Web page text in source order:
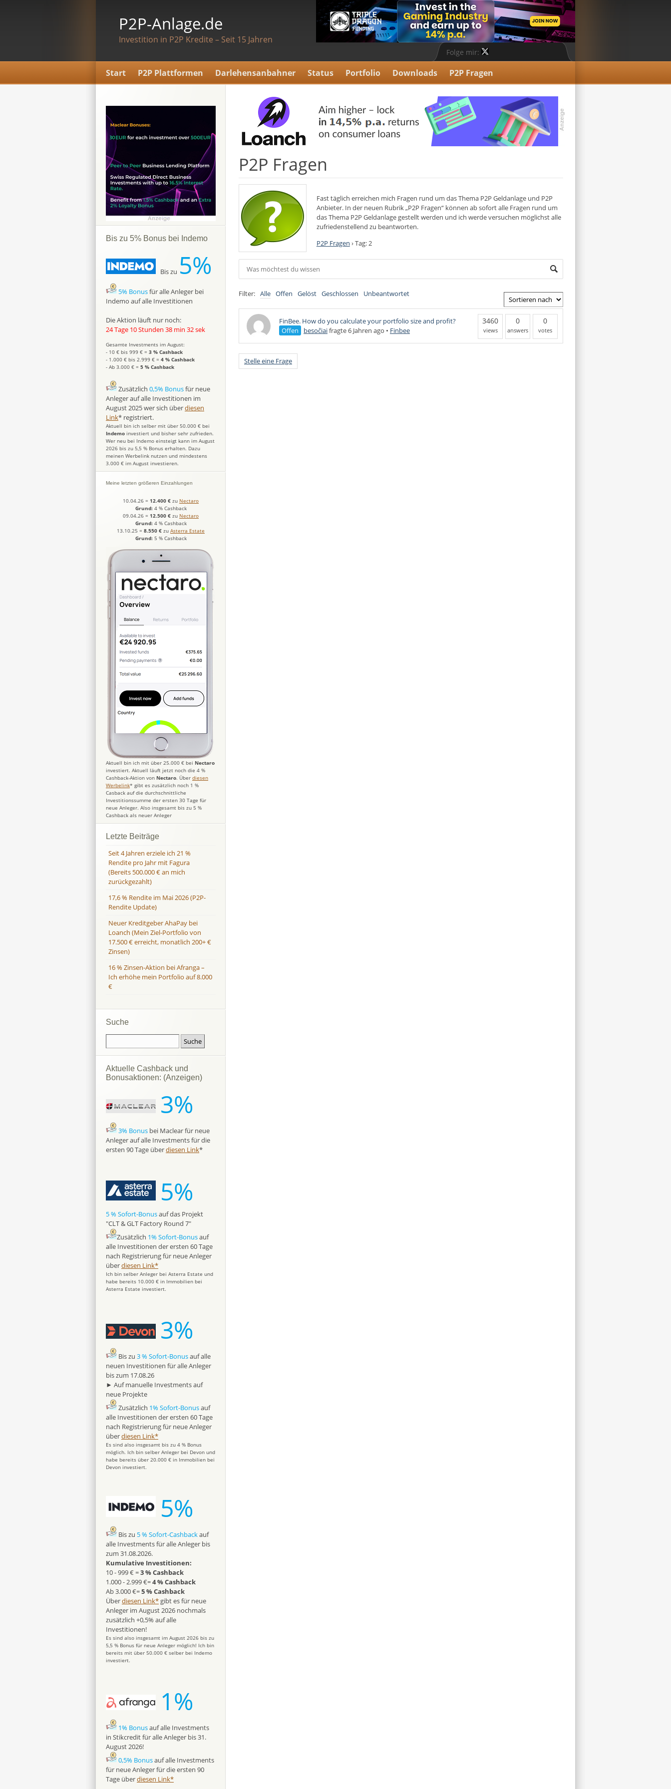
P2P-Anlage.de
Investition in P2P Kredite – Seit 15 Jahren
Folge mir:
Start P2P Plattformen Darlehensanbahner Status Portfolio Downloads P2P Fragen
P2P Fragen
Fast täglich erreichen mich Fragen rund um das Thema P2P Geldanlage und P2P
Anbieter. In der neuen Rubrik „P2P Fragen“ können ab sofort alle Fragen rund um
das Thema P2P Geldanlage gestellt werden und ich werde versuchen möglichst alle
zufriedenstellend zu beantworten.
P2P Fragen ›Tag: 2
Filter: Alle Offen Gelöst Geschlossen Unbeantwortet
FinBee. How do you calculate your portfolio size and profit?
Offen
besočiaifragte 6 Jahren ago • Finbee
3460
views
0
answers
0
votes
Stelle eine Frage
Bis zu 5% Bonus bei Indemo
Bis zu 5%
5% Bonusfür alle Anleger bei
Indemo auf alle Investitionen
Die Aktion läuft nur noch:
24 Tage 10 Stunden 38 min 31 sek
Gesamte Investments im August:
- 10 € bis 999 € = 3 % Cashback
- 1.000 € bis 2.999 € = 4 % Cashback
- Ab 3.000 € = 5 % Cashback
Zusätzlich 0,5% Bonusfür neue
Anleger auf alle Investitionen im
August 2025 wer sich überdiesen
Link* registriert.
Aktuell bin ich selber mit über 50.000 € bei
Indemo investiert und bisher sehr zufrieden.
Wer neu bei Indemo einsteigt kann im August
2026 bis zu 5,5 % Bonus erhalten. Dazu
meinen Werbelink nutzen und mindestens
3.000 € im August investieren.
Meine letzten größeren Einzahlungen
10.04.26 = 12.400 € zu Nectaro
Grund: 4 % Cashback
09.04.26 = 12.500 € zu Nectaro
Grund: 4 % Cashback
13.10.25 = 8.550 € zu Asterra Estate
Grund: 5 % Cashback
Aktuell bin ich mit über 25.000 € bei Nectaro
investiert. Aktuell läuft jetzt noch die 4 %
Cashback-Aktion von Nectaro. Über diesen
Werbelink* gibt es zusätzlich noch 1 %
Casback auf die durchschnittliche
Investitionssumme der ersten 30 Tage für
neue Anleger. Also insgesamt bis zu 5 %
Cashback als neuer Anleger
Letzte Beiträge
Seit 4 Jahren erziele ich 21 %
Rendite pro Jahr mit Fagura
(Bereits 500.000 € an mich
zurückgezahlt)
17,6 % Rendite im Mai 2026 (P2P-
Rendite Update)
Neuer Kreditgeber AhaPay bei
Loanch (Mein Ziel-Portfolio von
17.500 € erreicht, monatlich 200+ €
Zinsen)
16 % Zinsen-Aktion bei Afranga –
Ich erhöhe mein Portfolio auf 8.000
€
Suche
Aktuelle Cashback und
Bonusaktionen: (Anzeigen)
3%
3% Bonus bei Maclear für neue
Anleger auf alle Investments für die
ersten 90 Tage überdiesen Link*
5%
5 % Sofort-Bonusauf das Projekt
"CLT & GLT Factory Round 7"
Zusätzlich 1% Sofort-Bonusauf
alle Investitionen der ersten 60 Tage
nach Registrierung für neue Anleger
überdiesen Link*
Ich bin selber Anleger bei Asterra Estate und
habe bereits 10.000 € in Immobilien bei
Asterra Estate investiert.
3%
Bis zu 3 % Sofort-Bonusauf alle
neuen Investitionen für alle Anleger
bis zum 17.08.26
► Auf manuelle Investments auf
neue Projekte
Zusätzlich 1% Sofort-Bonusauf
alle Investitionen der ersten 60 Tage
nach Registrierung für neue Anleger
überdiesen Link*
Es sind also insgesamt bis zu 4 % Bonus
möglich. Ich bin selber Anleger bei Devon und
habe bereits über 20.000 € in Immobilien bei
Devon investiert.
5%
Bis zu 5 % Sofort-Cashbackauf
alle Investments für alle Anleger bis
zum 31.08.2026.
Kumulative Investitionen:
10 - 999 € =3 % Cashback
1.000 - 2.999 €=4 % Cashback
Ab 3.000 €=5 % Cashback
Überdiesen Link* gibt es für neue
Anleger im August 2026 nochmals
zusätzlich +0,5% auf alle
Investitionen!
Es sind also insgesamt im August 2026 bis zu
5,5 % Bonus für neue Anleger möglich! Ich bin
bereits mit über 50.000 € selber bei Indemo
investiert.
1%
1% Bonusauf alle Investments
in Stikcredit für alle Anleger bis 31.
August 2026!
0,5% Bonusauf alle Investments
für neue Anleger für die ersten 90
Tage überdiesen Link*